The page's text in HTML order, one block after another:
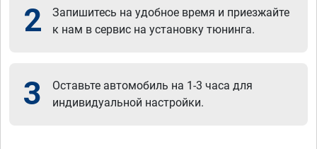
2
Запишитесь на удобное время и приезжайте
к нам в сервис на установку тюнинга.
3
Оставьте автомобиль на 1-3 часа для
индивидуальной настройки.